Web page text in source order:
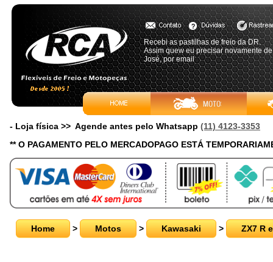
Recebi as pastilhas de freio da DR.
Assim quew eu precisar novamente
José, por email
- Loja física >> Agende antes pelo Whatsapp (11) 4123-3353
** O PAGAMENTO PELO MERCADOPAGO ESTÁ
Home > Motos > Kawasaki > ZX7 R